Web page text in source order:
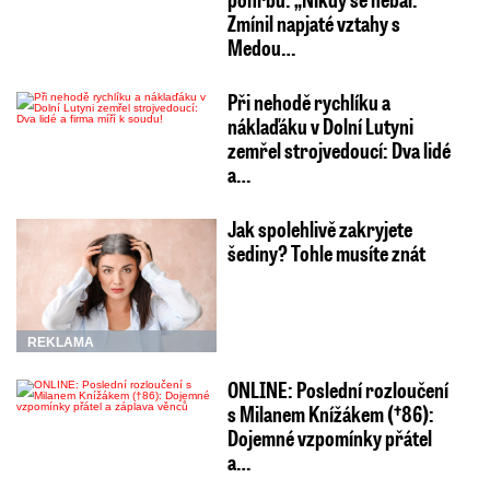
Zmínil napjaté vztahy s
Medou…
Při nehodě rychlíku a
náklaďáku v Dolní Lutyni
zemřel strojvedoucí: Dva lidé
a…
REKLAMA
Jak spolehlivě zakryjete
šediny? Tohle musíte znát
ONLINE: Poslední rozloučení
s Milanem Knížákem (†86):
Dojemné vzpomínky přátel
a…